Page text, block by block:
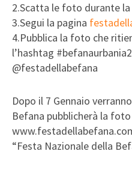
2.Scatta le foto durante la
3.Segui la pagina
4.Pubblica la foto che
l’hashtag
@festadellabefana
Dopo il 7 Gennaio
Befana pubblicherà la
“Festa Nazionale della